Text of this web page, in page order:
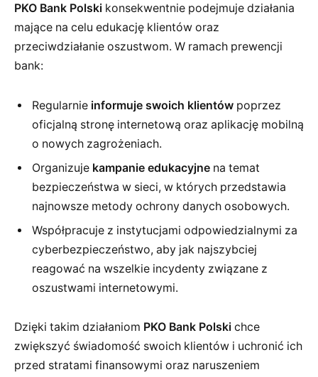
PKO Bank Polski konsekwentnie podejmuje działania
mające na celu edukację klientów oraz
przeciwdziałanie oszustwom. W ramach prewencji
bank:
Regularnie informuje swoich klientów poprzez
oficjalną stronę internetową oraz aplikację mobilną
o nowych zagrożeniach.
Organizuje kampanie edukacyjne na temat
bezpieczeństwa w sieci, w których przedstawia
najnowsze metody ochrony danych osobowych.
Współpracuje z instytucjami odpowiedzialnymi za
cyberbezpieczeństwo, aby jak najszybciej
reagować na wszelkie incydenty związane z
oszustwami internetowymi.
Dzięki takim działaniom PKO Bank Polski chce
zwiększyć świadomość swoich klientów i uchronić ich
przed stratami finansowymi oraz naruszeniem